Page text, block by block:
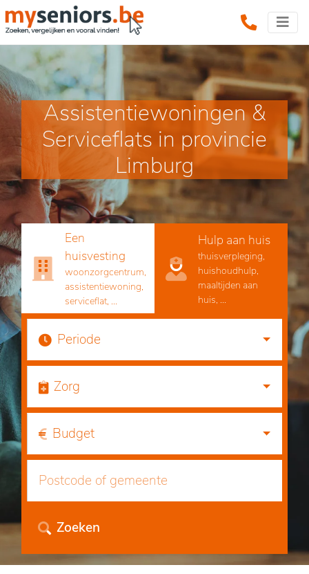
Assistentiewoningen &
Serviceflats in provincie
Limburg
Een
huisvesting
woonzorgcentrum,
assistentiewoning,
serviceflat, ...
Hulp aan huis
thuisverpleging,
huishoudhulp,
maaltijden aan
huis, ...
Periode
Zorg
Budget
Zoeken